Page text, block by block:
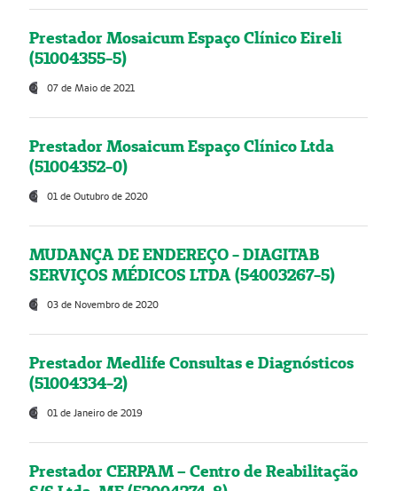
Prestador Mosaicum Espaço Clínico Eireli
(51004355-5)
07 de Maio de 2021
Prestador Mosaicum Espaço Clínico Ltda
(51004352-0)
01 de Outubro de 2020
MUDANÇA DE ENDEREÇO - DIAGITAB
SERVIÇOS MÉDICOS LTDA (54003267-5)
03 de Novembro de 2020
Prestador Medlife Consultas e Diagnósticos
(51004334-2)
01 de Janeiro de 2019
Prestador CERPAM – Centro de Reabilitação